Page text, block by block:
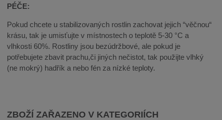
PÉČE:
Pokud chcete u stabilizovaných rostlin zachovat jejich “věčnou“
krásu, tak je umisťujte v místnostech o teplotě 5-30 °C a
vlhkosti 60%. Rostliny jsou bezúdržbové, ale pokud je
potřebujete zbavit prachu,či jiných nečistot, tak použijte vlhký
(ne mokrý) hadřík a nebo fén za nízké teploty.
ZBOŽÍ ZAŘAZENO V KATEGORIÍCH